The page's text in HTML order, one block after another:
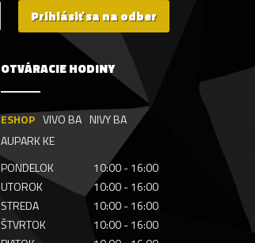
Prihlásiť sa na odber
OTVÁRACIE HODINY
ESHOP VIVO BA NIVY BA
AUPARK KE
PONDELOK
10:00 - 16:00
UTOROK
10:00 - 16:00
STREDA
10:00 - 16:00
ŠTVRTOK
10:00 - 16:00